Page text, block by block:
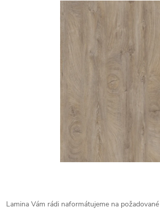
Lamina Vám rádi naformátujeme na